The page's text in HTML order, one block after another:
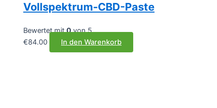
Vollspektrum-CBD-Paste
Bewertet mit0von 5
€84.00 In den Warenkorb